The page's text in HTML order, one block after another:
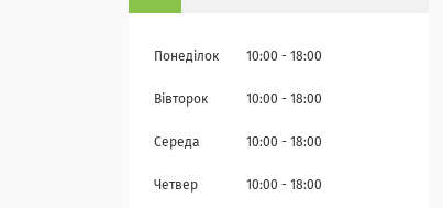
Понеділок 10:00 18:00
Вівторок 10:00 18:00
Середа 10:00 18:00
Четвер 10:00 18:00